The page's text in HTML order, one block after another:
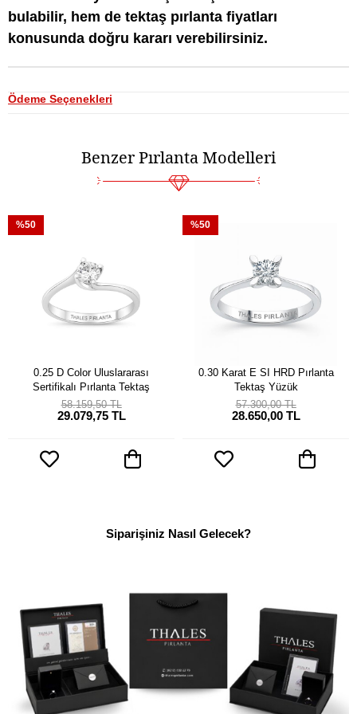
bulabilir, hem de tektaş pırlanta fiyatları
konusunda doğru kararı verebilirsiniz.
Ödeme Seçenekleri
Benzer Pırlanta Modelleri
0.25 D Color Uluslararası
Sertifikalı Pırlanta Tektaş
29.079,75 TL
58.159,50 TL
%50
0.30 Karat E SI HRD Pırlanta
Tektaş Yüzük
28.650,00 TL
57.300,00 TL
%50
Siparişiniz Nasıl Gelecek?